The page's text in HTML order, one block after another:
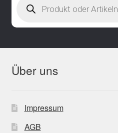
search
Über uns
Impressum
AGB